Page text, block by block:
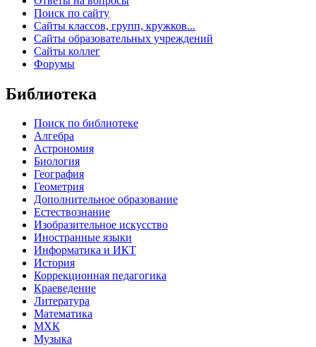
Поиск по сайту
Сайты классов, групп, кружков...
Сайты образовательных учреждений
Сайты коллег
Форумы
Библиотека
Поиск по библиотеке
Алгебра
Астрономия
Биология
География
Геометрия
Дополнительное образование
Естествознание
Изобразительное искусство
Иностранные языки
Информатика и ИКТ
История
Коррекционная педагогика
Краеведение
Литература
Математика
МХК
Музыка